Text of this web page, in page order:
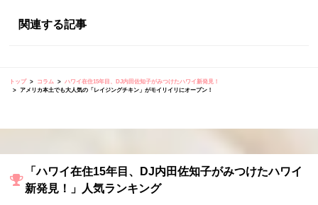
関連する記事
トップ コラム
ハワイ在住15年目、DJ内田佐知子がみつけたハワイ新発見！
アメリカ本土でも大人気の「レイジングチキン」がモイリイリにオープン！
「ハワイ在住15年目、DJ内田佐知子がみつけたハワイ
新発見！」人気ランキング